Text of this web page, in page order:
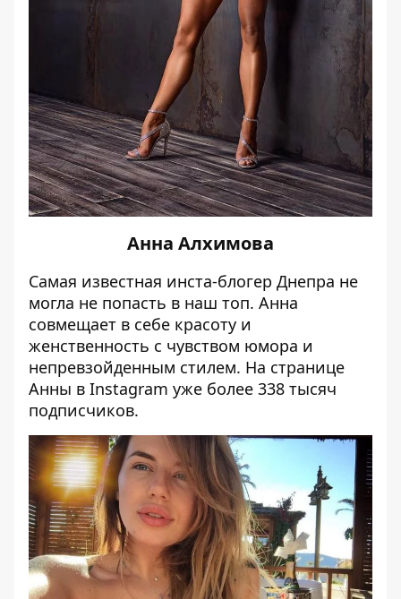
Анна Алхимова
Самая известная инста-блогер Днепра не
могла не попасть в наш топ. Анна
совмещает в себе красоту и
женственность с чувством юмора и
непревзойденным стилем. На странице
Анны в Instagram уже более 338 тысяч
подписчиков.